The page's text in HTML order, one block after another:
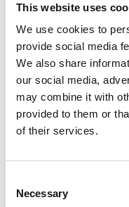
This website uses
We use cookies to
provide social media
We also share
our social media,
may combine it with
provided to them or
of their services.
Selection
Necessary